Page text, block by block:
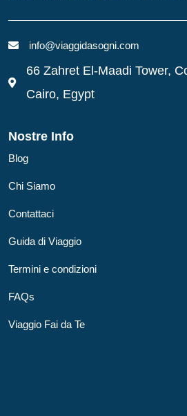
info@viaggidasogni.com
66 Zahret El-Maadi Tower,
Cairo, Egypt
Nostre Info
Blog
Chi Siamo
Contattaci
Guida di Viaggio
Termini e condizioni
FAQs
Viaggio Fai da Te